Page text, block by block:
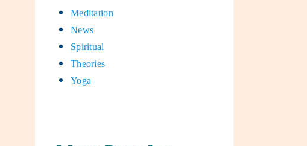
Meditation
News
Spiritual
Theories
Yoga